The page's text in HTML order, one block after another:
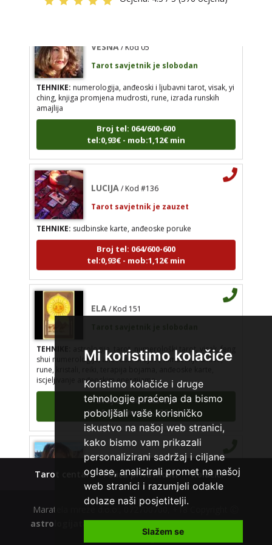
Mi koristimo kolačiće
Koristimo kolačiće i druge
tehnologije praćenja da bismo
poboljšali vaše korisničko
iskustvo na našoj web stranici,
kako bismo vam prikazali
personalizirani sadržaj i ciljane
oglase, analizirali promet na našoj
web stranici i razumjeli odakle
dolaze naši posjetitelji.
Slažem se
Tarot savjetnik je slobodan
TEHNIKE:numerologija, anđeoski i ljubavni tarot, visak, yi
ching, knjiga promjena mudrosti, rune, izrada runskih
amajlija
Broj tel: 064/600-600
tel:0,93€ - mob:1,12€ min
LUCIJA / Kod #136
Tarot savjetnik je zauzet
TEHNIKE:sudbinske karte, anđeoske poruke
Broj tel: 064/600-600
tel:0,93€ - mob:1,12€ min
ELA / Kod 151
TEHNIKE:
shui numerologija, anđeoski brojevi, tumačenje snova,
rune, kristali, reiki, terapija bojama, anđeoske karte,
iscjeljivanje anđeoskim energijama
Broj tel: 064/600-600
tel:0,93€ - mob:1,12€ min
VESNA / Kod 05
Tarot savjetnik je slobodan
numerologija, anđeoski i ljubavni tarot, visak, yi
ching, knjiga promjena mudrosti, rune, izrada runskih
Broj tel: 064/600-600
Tarot centar Polica privatnosti Kolačići
Maratela mreže d.o.o., 072700700, +18 Copyright Ⓒ
astrologijatarot.com| Usluge smiju koristiti osobe
starije od +18 godina.